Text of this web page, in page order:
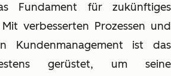
Fundament für zukünftiges
verbesserten Prozessen und
Kundenmanagement ist das
gerüstet, um seine